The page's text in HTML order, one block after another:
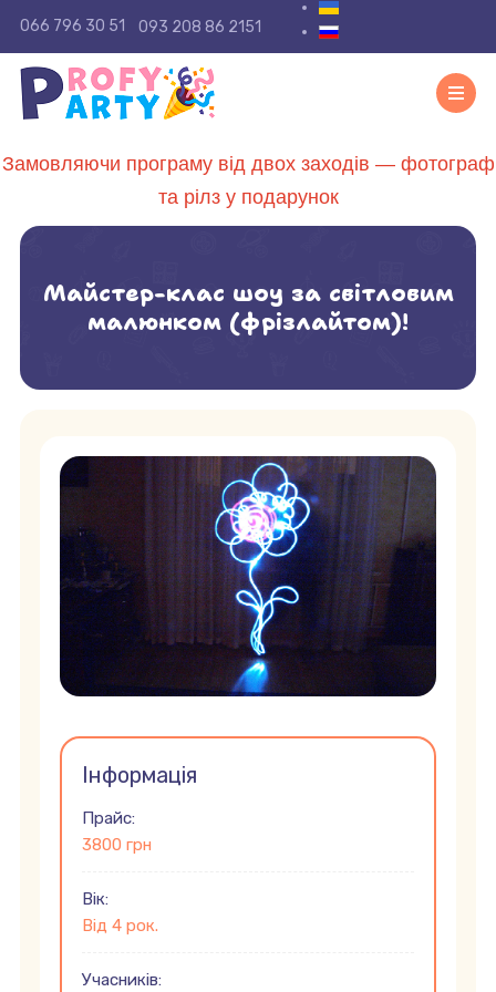
066 796 30 51 093 208 86 2151
Виберіть свою мову
Замовляючи програму від двох заходів — фотограф
та рілз у подарунок
Майстер-клас шоу за світловим
малюнком (фрізлайтом)!
Інформація
Прайс:
3800 грн
Вік:
Від 4 рок.
Учасників: